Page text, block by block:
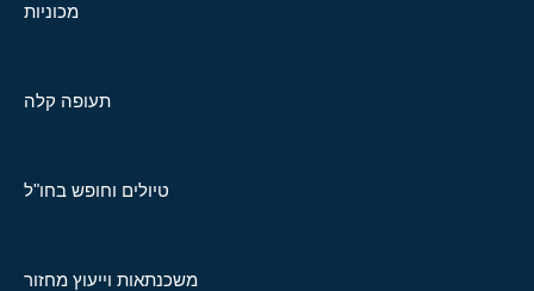
מכוניות
תעופה קלה
טיולים וחופש בחו"ל
משכנתאות וייעוץ מחזור